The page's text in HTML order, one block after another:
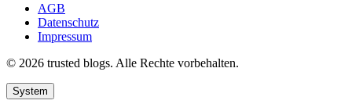
AGB
Datenschutz
Impressum
© 2026 trusted blogs. Alle Rechte vorbehalten.
System